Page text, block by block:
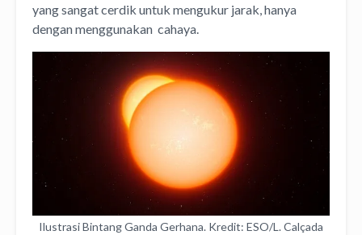
yang sangat cerdik untuk mengukur jarak, hanya
dengan menggunakan cahaya.
Ilustrasi Bintang Ganda Gerhana. Kredit: ESO/L. Calçada